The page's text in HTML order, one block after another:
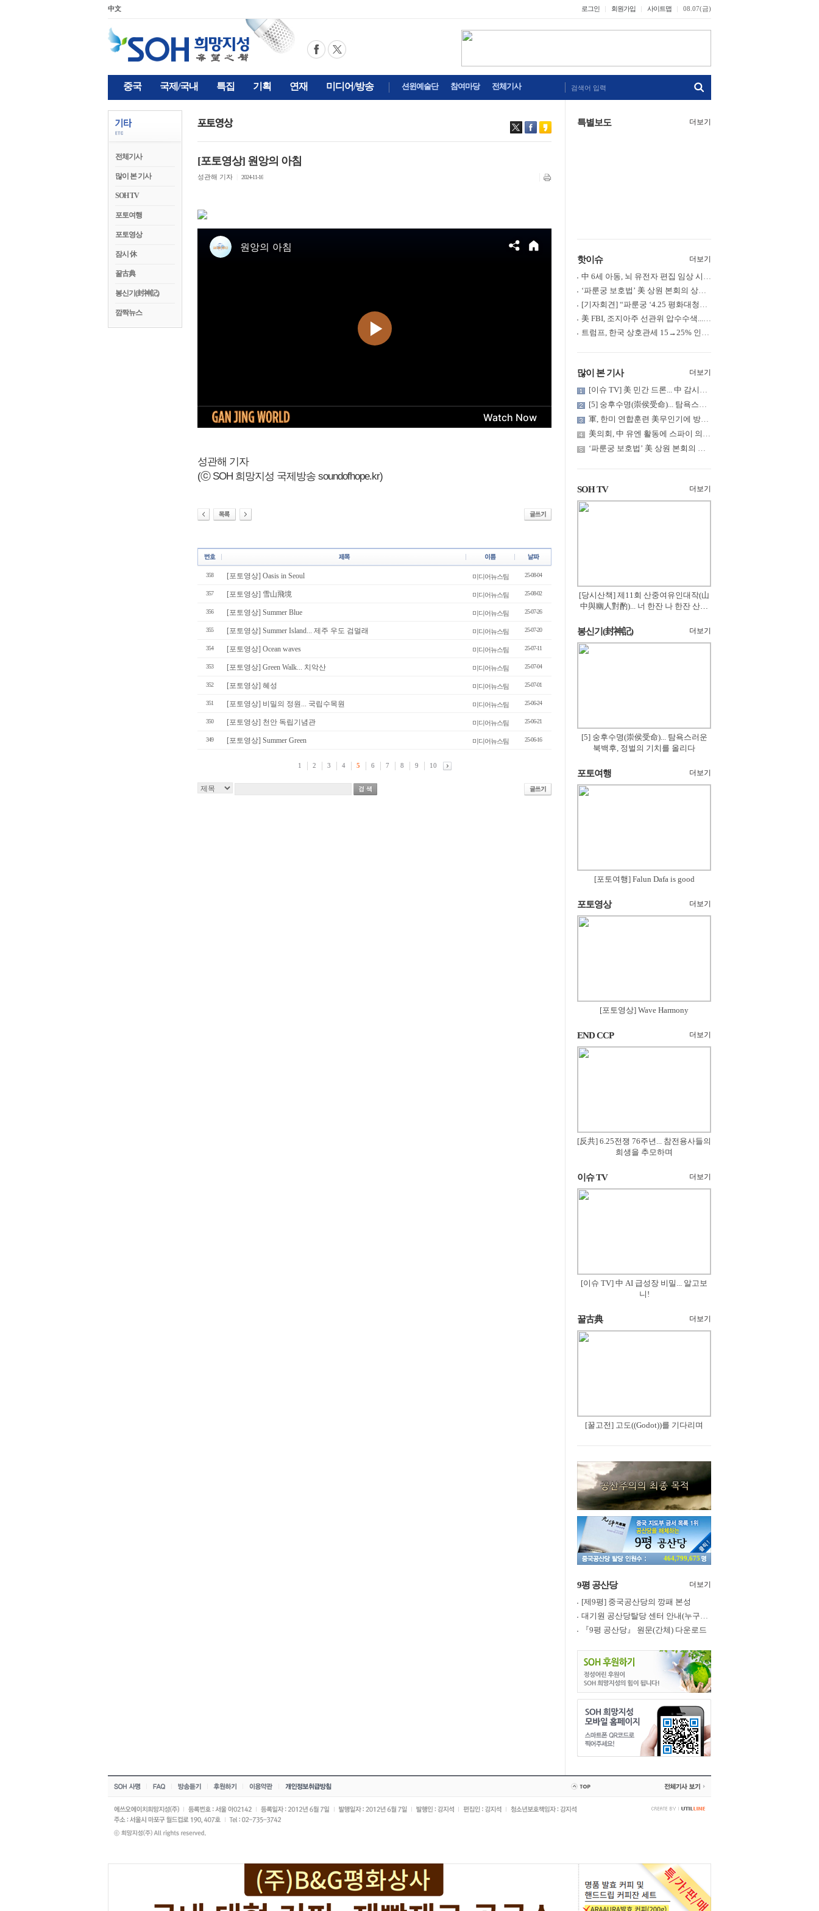
中文 로그인 회원가입 사이트맵 08.07(금)
중국 국제/국내 특집 기획 연재 미디어/방송 션윈예술단 참여마당 전체기사 검색어 입력
전체기사
많이 본 기사
SOH TV
포토여행
포토영상
잠시 休
꿀古典
봉신기(封神記)
깜짝뉴스
[포토영상] 원앙의 아침
성관해 기자 2024-11-16
성관해 기자
(ⓒ SOH 희망지성 국제방송 soundofhope.kr)
358 [포토영상] Oasis in Seoul 미디어뉴스팀 25-08-04
357 [포토영상] 雪山飛境 미디어뉴스팀 25-08-02
356 [포토영상] Summer Blue 미디어뉴스팀 25-07-26
355 [포토영상] Summer Island... 제주 우도 검멀래 미디어뉴스팀 25-07-20
354 [포토영상] Ocean waves 미디어뉴스팀 25-07-11
353 [포토영상] Green Walk... 치악산 미디어뉴스팀 25-07-04
352 [포토영상] 혜성 미디어뉴스팀 25-07-01
351 [포토영상] 비밀의 정원... 국립수목원 미디어뉴스팀 25-06-24
350 [포토영상] 천안 독립기념관 미디어뉴스팀 25-06-21
349 [포토영상] Summer Green 미디어뉴스팀 25-06-16
1 2 3 4 5 6 7 8 9 10
특별보도 더보기
핫이슈 더보기
中 6세 아동, 뇌 유전자 편집 임상 시험 중 사망... 의료진 1년간 ....
‘파룬궁 보호법’ 美 상원 본회의 상정... 최종 입법 ‘초읽기’
[기자회견] “파룬궁 ‘4.25 평화대청원’ 기념 & 중공의 션윈 공연 .....
美 FBI, 조지아주 선관위 압수수색... 트럼프 “부정선거 증거 확보....
트럼프, 한국 상호관세 15→25% 인상... “韓 국회 무력합의 미비준”....
많이 본 기사 더보기
[이슈 TV] 美 민간 드론... 中 감시망 뚫고 군함 근접 촬영
[5] 숭후수명(崇侯受命)... 탐욕스러운 북백후, 정벌의 기치를 올.....
軍, 한미 연합훈련 美무인기에 방공태세 발령... 왜?
美의회, 中 유엔 활동에 스파이 의혹 제기
‘파룬궁 보호법’ 美 상원 본회의 상정... 최종 입법 ‘초읽기’
SOH TV 더보기
[당시산책] 제11회 산중여유인대작(山
中與幽人對酌)... 너 한잔 나 한잔 산의
봉신기(封神記) 더보기
[5] 숭후수명(崇侯受命)... 탐욕스러운
북백후, 정벌의 기치를 올리다
포토여행 더보기
[포토여행] Falun Dafa is good
포토영상 더보기
[포토영상] Wave Harmony
END CCP 더보기
[反共] 6.25전쟁 76주년... 참전용사들의
희생을 추모하며
이슈 TV 더보기
[이슈 TV] 中 AI 급성장 비밀... 알고보
니!
꿀古典 더보기
[꿀고전] 고도((Godot))를 기다리며
464,799,675
9평 공산당 더보기
[제9평] 중국공산당의 깡패 본성
대기원 공산당탈당 센터 안내(누구나 쉽게 退黨, 退團, 退隊 가능)
『9평 공산당』 원문(간체) 다운로드